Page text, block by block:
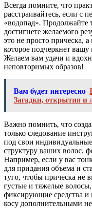
Всегда помните, что
расстраивайтесь, если с
«водопад». Продолжайте
достигнете желаемого
это не просто прическа,
которое подчеркнет вашу
Желаем вам удачи и
неповторимых образов!
Вам будет интересно
Загадки, открытия и
Важно помнить, что
только следование
под свои
структуру ваших волос,
Например, если у вас
для придания объема и
туго, чтобы прическа не
густые и тяжелые
фиксирующие средства и
косу дополнительными